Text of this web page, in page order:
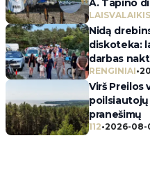
A. Tapino
LAISVALAIKIS
Nidą
diskoteka:
darbas
RENGINIAI•
Virš Preilos
poilsiautojų
pranešimų
112•2026-08-